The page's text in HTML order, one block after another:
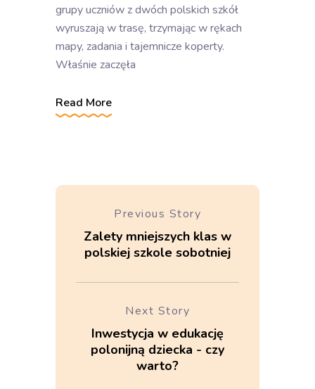
grupy uczniów z dwóch polskich szkół
wyruszają w trasę, trzymając w rękach
mapy, zadania i tajemnicze koperty.
Właśnie zaczęła
Read More
Previous Story
Zalety mniejszych klas w
polskiej szkole sobotniej
Next Story
Inwestycja w edukację
polonijną dziecka - czy
warto?